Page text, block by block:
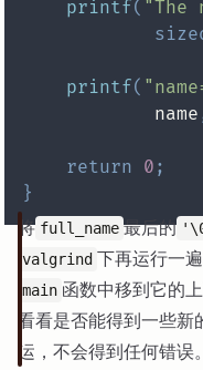
printf( "The
printf(
            name
return 0 ;
}
将 full_name 最后的
valgrind 下再运行一
main 函数中移到它的
看看是否能得到一些
运，不会得到任何错误。